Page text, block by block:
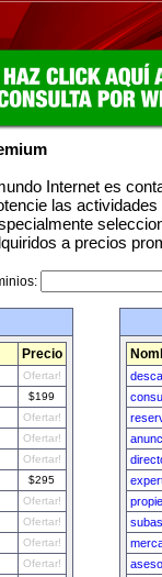
Internet es
las
a precios
Precio
Ofertar!
$199
Ofertar!
Ofertar!
Ofertar!
$295
Ofertar!
Ofertar!
Ofertar!
Ofertar!